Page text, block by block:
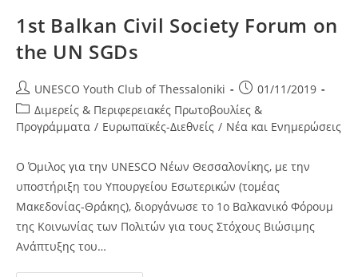
1st Balkan Civil Society Forum on
the UN SGDs
Post
author:
UNESCO Youth Club of Thessaloniki
Post
published:
01/11/2019
Post
category:
Διμερείς & Περιφερειακές Πρωτοβουλίες &
Προγράμματα / Ευρωπαϊκές-Διεθνείς / Νέα και Ενημερώσεις
Ο Όμιλος για την UNESCO Νέων Θεσσαλονίκης, με την
υποστήριξη του Υπουργείου Εσωτερικών (τομέας
Μακεδονίας-Θράκης), διοργάνωσε το 1ο Βαλκανικό Φόρουμ
της Κοινωνίας των Πολιτών για τους Στόχους Βιώσιμης
Ανάπτυξης του…